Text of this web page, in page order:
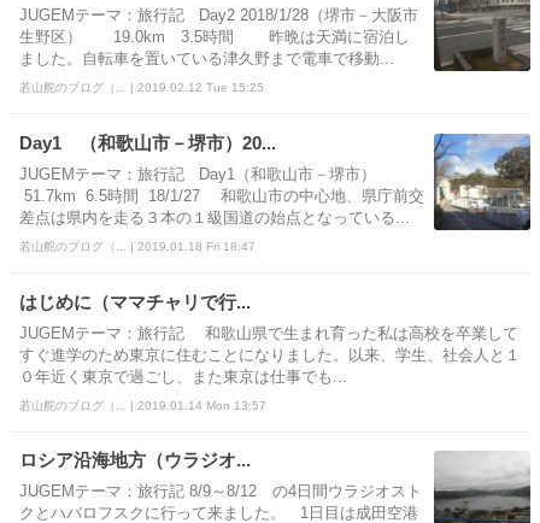
JUGEMテーマ：旅行記 Day2 2018/1/28（堺市－大阪市
生野区） 19.0km 3.5時間 昨晩は天満に宿泊し
ました。自転車を置いている津久野まで電車で移動...
若山舵のブログ（... | 2019.02.12 Tue 15:25
Day1 （和歌山市－堺市）20...
JUGEMテーマ：旅行記 Day1（和歌山市－堺市）
51.7km 6.5時間 18/1/27 和歌山市の中心地、県庁前交
差点は県内を走る３本の１級国道の始点となっている...
若山舵のブログ（... | 2019.01.18 Fri 18:47
はじめに（ママチャリで行...
JUGEMテーマ：旅行記 和歌山県で生まれ育った私は高校を卒業して
すぐ進学のため東京に住むことになりました。以来、学生、社会人と１
０年近く東京で過ごし、また東京は仕事でも...
若山舵のブログ（... | 2019.01.14 Mon 13:57
ロシア沿海地方（ウラジオ...
JUGEMテーマ：旅行記 8/9～8/12 の4日間ウラジオスト
クとハバロフスクに行って来ました。 1日目は成田空港